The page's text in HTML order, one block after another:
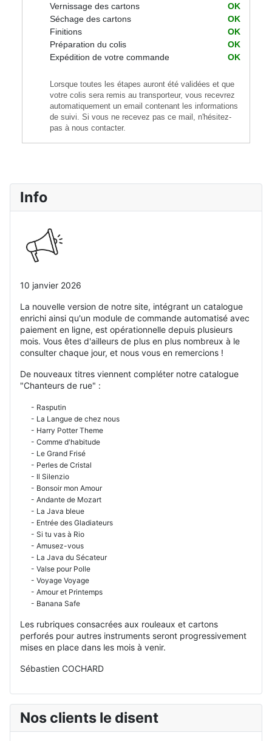
Info
10 janvier 2026
La nouvelle version de notre site, intégrant un catalogue
enrichi ainsi qu'un module de commande automatisé avec
paiement en ligne, est opérationnelle depuis plusieurs
mois. Vous êtes d'ailleurs de plus en plus nombreux à le
consulter chaque jour, et nous vous en remercions !
De nouveaux titres viennent compléter notre catalogue
"Chanteurs de rue" :
- Rasputin
- La Langue de chez nous
- Harry Potter Theme
- Comme d'habitude
- Le Grand Frisé
- Perles de Cristal
- Il Silenzio
- Bonsoir mon Amour
- Andante de Mozart
- La Java bleue
- Entrée des Gladiateurs
- Si tu vas à Rio
- Amusez-vous
- La Java du Sécateur
- Valse pour Polle
- Voyage Voyage
- Amour et Printemps
- Banana Safe
Les rubriques consacrées aux rouleaux et cartons
perforés pour autres instruments seront progressivement
mises en place dans les mois à venir.
Sébastien COCHARD
Nos clients le disent
Vernissage des cartons
OK
Séchage des cartons
OK
Finitions
OK
Préparation du colis
OK
Expédition de votre commande
OK
Lorsque toutes les étapes auront été validées et que
votre colis sera remis au transporteur, vous recevrez
automatiquement un email contenant les informations
de suivi. Si vous ne recevez pas ce mail, n'hésitez-
pas à nous contacter.